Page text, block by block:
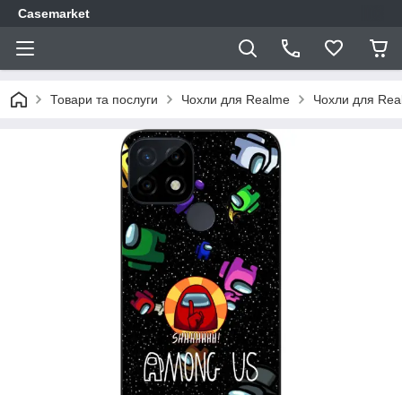
Casemarket
Товари та послуги Чохли для Realme Чохли для